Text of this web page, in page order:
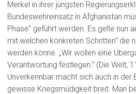
Merkel in ihrer jüngsten
Bundeswehreinsatz in Afghanistan
Phase“ geführt werden. Es gelte nun
mit welchen konkreten Schritten“ die
werden könne. „Wir wollen eine
Verantwortung festlegen.“ (Die Welt,
Unverkennbar macht sich auch in der
gewisse Kriegsmüdigkeit breit. Man